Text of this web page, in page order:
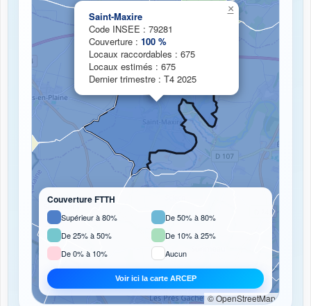
Chargement de la carte de couverture fibre...
Saint-Maxire
Code INSEE : 79281
Couverture : 100 %
Locaux raccordables : 675
Locaux estimés : 675
Dernier trimestre : T4 2025
×
Couverture FTTH
Supérieur à 80%
De 50% à 80%
De 25% à 50%
De 10% à 25%
De 0% à 10%
Aucun
Voir ici la carte ARCEP
© OpenStreetMap